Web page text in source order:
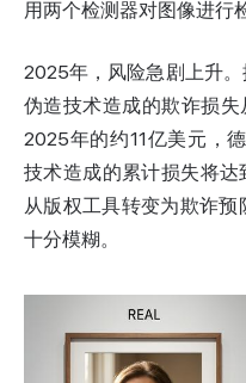
用两个检测器对图像进行
2025年，风险急剧上升
伪造技术造成的欺诈损
2025年的约11亿美元，
技术造成的累计损失将
从版权工具转变为欺诈
十分模糊。